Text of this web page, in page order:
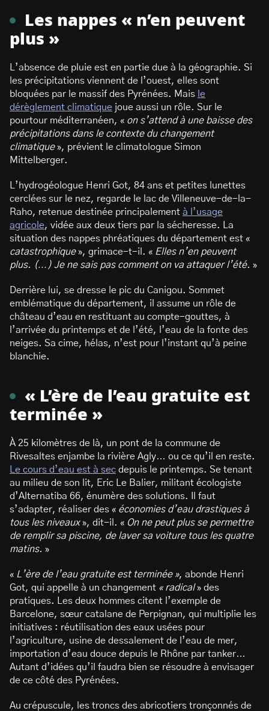
Les nappes « n’en peuvent
plus »
L’absence de pluie est en partie due à la géographie. Si
les précipitations viennent de l’ouest, elles sont
bloquées par le massif des Pyrénées. Mais le
dérèglement climatique joue aussi un rôle. Sur le
pourtour méditerranéen, « on s’attend à une baisse des
précipitations dans le contexte du changement
climatique», prévient le climatologue Simon
Mittelberger.
L’hydrogéologue Henri Got, 84 ans et petites lunettes
cerclées sur le nez, regarde le lac de Villeneuve-de-la-
Raho, retenue destinée principalement à l’usage
agricole, vidée aux deux tiers par la sécheresse. La
situation des nappes phréatiques du département est «
catastrophique», grimace-t-il. « Elles n’en peuvent
plus. (…) Je ne sais pas comment on va attaquer l’été. »
Derrière lui, se dresse le pic du Canigou. Sommet
emblématique du département, il assume un rôle de
château d’eau en restituant au compte-gouttes, à
l’arrivée du printemps et de l’été, l’eau de la fonte des
neiges. Sa cime, hélas, n’est pour l’instant qu’à peine
blanchie.
« L’ère de l’eau gratuite est
terminée »
À 25 kilomètres de là, un pont de la commune de
Rivesaltes enjambe la rivière Agly… ou ce qu’il en reste.
Le cours d’eau est à sec depuis le printemps. Se tenant
au milieu de son lit, Eric Le Balier, militant écologiste
d’Alternatiba 66, énumère des solutions. Il faut
s’adapter, réaliser des « économies d’eau drastiques à
tous les niveaux», dit-il. « On ne peut plus se permettre
de remplir sa piscine, de laver sa voiture tous les quatre
matins. »
« L’ère de l’eau gratuite est terminée », abonde Henri
Got, qui appelle à un changement « radical» des
pratiques. Les deux hommes citent l’exemple de
Barcelone, sœur catalane de Perpignan, qui multiplie les
initiatives : réutilisation des eaux usées pour
l’agriculture, usine de dessalement de l’eau de mer,
importation d’eau douce depuis le Rhône par tanker…
Autant d’idées qu’il faudra bien se résoudre à envisager
de ce côté des Pyrénées.
Au crépuscule, les troncs des abricotiers tronçonnés de